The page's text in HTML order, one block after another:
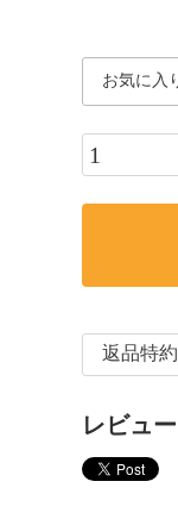
お気に入
返品特
レビュー